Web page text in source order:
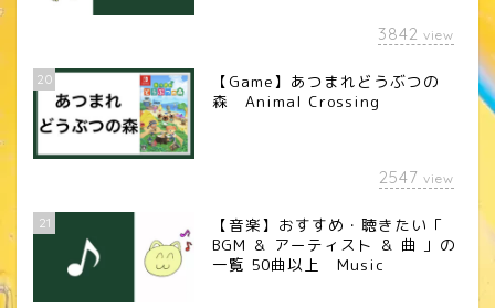
3842 view
20
【Game】あつまれどうぶつの
森 Animal Crossing
2547 view
21
【音楽】おすすめ・聴きたい「
BGM ＆ アーティスト ＆ 曲 」の
一覧 50曲以上 Music